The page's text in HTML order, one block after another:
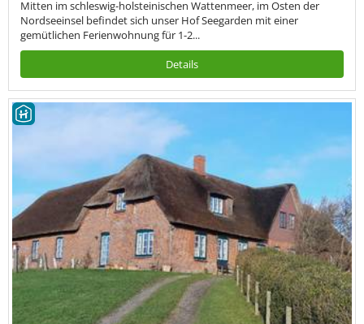
Mitten im schleswig-holsteinischen Wattenmeer, im Osten der
Nordseeinsel befindet sich unser Hof Seegarden mit einer
gemütlichen Ferienwohnung für 1-2...
Details